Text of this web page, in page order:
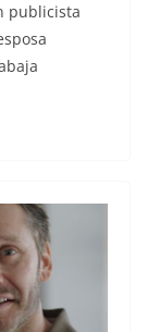
publicista